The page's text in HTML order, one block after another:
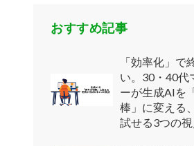
・アジア
・南アメリカ
おすすめ記事
「効率化」で
い。30・40代
ーが生成AIを
棒」に変える
試せる3つの